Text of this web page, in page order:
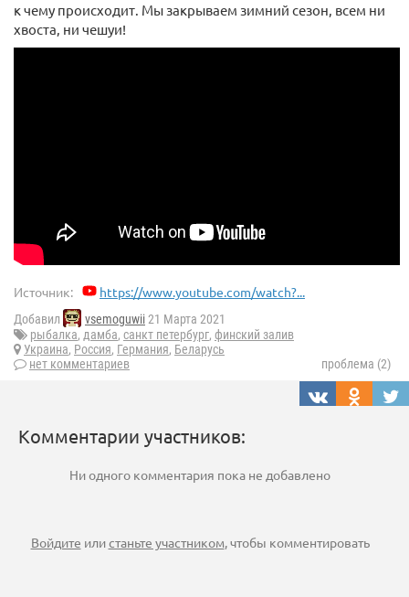
к чему происходит. Мы закрываем зимний сезон, всем ни
хвоста, ни чешуи!
Источник: https://www.youtube.com/watch?...
Добавил vsemoguwii21 Марта 2021
рыбалка, дамба, санкт петербург, финский залив
Украина, Россия, Германия, Беларусь
нет комментариев
проблема (2)
Комментарии участников:
Ни одного комментария пока не добавлено
Войдите илистаньте участником, чтобы комментировать